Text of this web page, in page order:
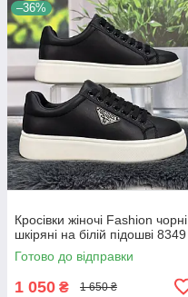
–36%
Кросівки жіночі Fashion чорні
шкіряні на білій підошві 8349
Готово до відправки
1 050 ₴ 1 650 ₴